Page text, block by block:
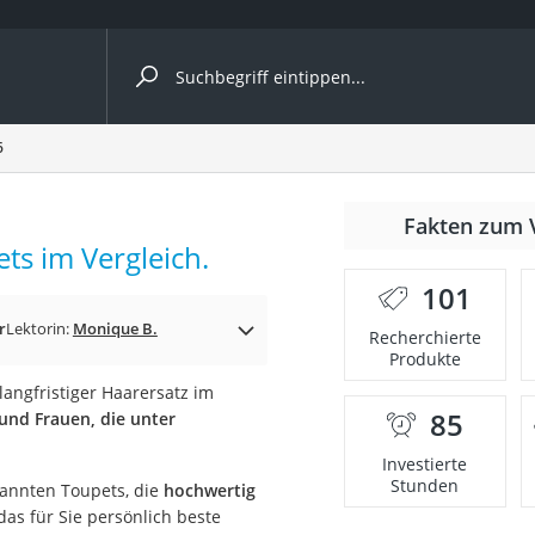
nach Kategorie
im Vergleich.
Lektorin: Monique B.
Haarersatz im
Frauen, die unter
Toupets, die hochwertig
für Sie persönlich beste
Fakten zum
101
Recherchierte
Produkte
85
Investierte
Stunden